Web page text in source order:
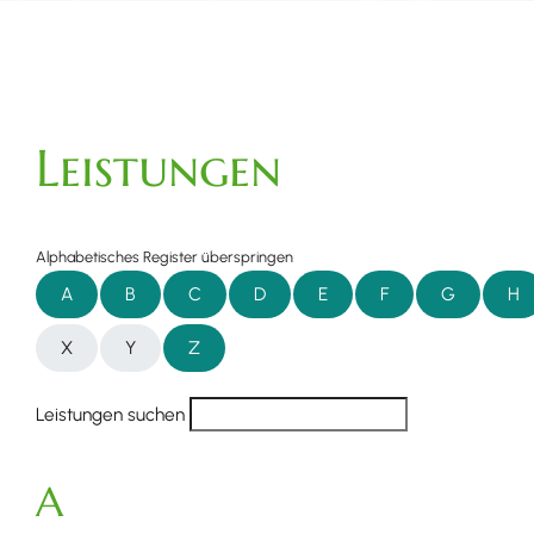
Leistungen
Alphabetisches Register überspringen
A B C D E F G H
X Y Z
Leistungen suchen
A